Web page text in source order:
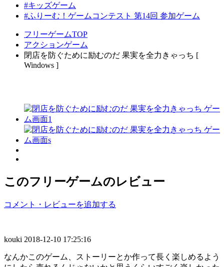
#キッズゲーム
#ふりーむ！ゲームコンテスト 第14回 参加ゲーム
フリーゲームTOP
アクションゲーム
閉店を防ぐために励むのだ 果実を全力きゃっち [
Windows ]
このフリーゲームのレビュー
コメント・レビューを追加する
kouki 2018-12-10 17:25:16
なんかこのゲーム、ストーリーとか作って長く楽しめるよう